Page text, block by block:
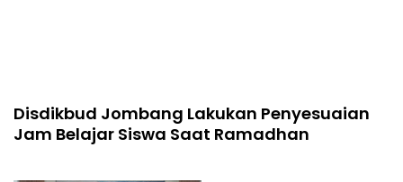
Disdikbud Jombang Lakukan Penyesuaian
Jam Belajar Siswa Saat Ramadhan